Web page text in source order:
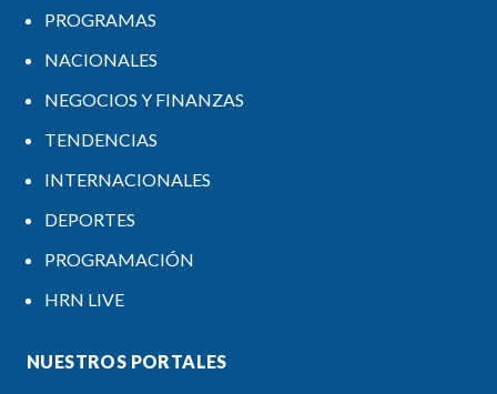
PROGRAMAS
NACIONALES
NEGOCIOS Y FINANZAS
TENDENCIAS
INTERNACIONALES
DEPORTES
PROGRAMACIÓN
HRN LIVE
NUESTROS PORTALES